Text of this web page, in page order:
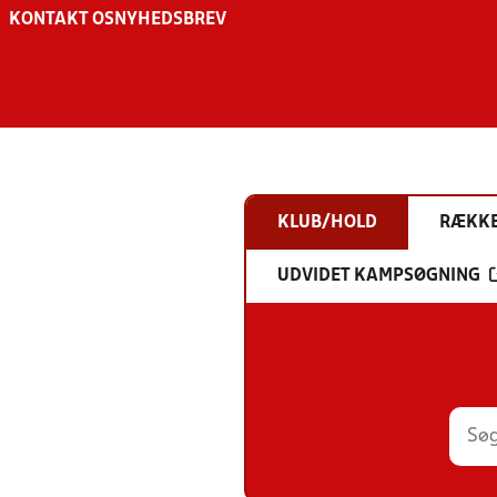
KONTAKT OS NYHEDSBREV
KLUB/HOLD
UDVIDET KAMPSØGNING